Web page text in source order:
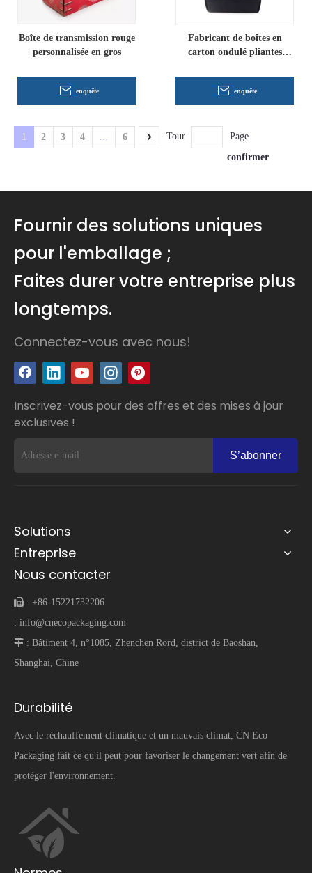
Boîte de transmission rouge
personnalisée en gros
enquête
Fabricant de boîtes en
carton ondulé pliantes
enquête
1 2 3 4 ... 6 Tour
Page
confirmer
Fournir des solutions uniques
pour l'emballage ;
Faites durer votre entreprise plus
longtemps.
Connectez-vous avec nous!
Inscrivez-vous pour des offres et des mises à jour
exclusives !
S’abonner
Solutions
Entreprise
Nous contacter
 : +86-15221732206
: info@cnecopackaging.com
 : Bâtiment 4, n°1085, Zhenchen Rord, district de Baoshan,
Shanghai, Chine
Durabilité
Avec le réchauffement climatique et un mauvais climat, CN Eco
Packaging fait ce qu'il peut pour favoriser le changement vert afin de
protéger l'environnement.